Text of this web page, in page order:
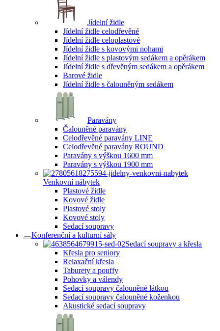
Jídelní židle
Jídelní židle celodřevěné
Jídelní židle celoplastové
Jídelní židle s kovovými nohami
Jídelní židle s plastovým sedákem a opěrákem
Jídelní židle s dřevěným sedákem a opěrákem
Barové židle
Jídelní židle s čalouněným sedákem
Paravány
Čalouněné paravány
Celodřevěné paravány LINE
Celodřevěné paravány ROUND
Paravány s výškou 1600 mm
Paravány s výškou 1900 mm
Venkovní nábytek
Plastové židle
Kovové židle
Plastové stoly
Kovové stoly
Sedací soupravy
Konferenční a kulturní sály
Sedací soupravy a křesla
Křesla pro seniory
Relaxační křesla
Taburety a pouffy
Pohovky a válendy
Sedací soupravy čalouněné látkou
Sedací soupravy čalouněné koženkou
Akustické sedací soupravy